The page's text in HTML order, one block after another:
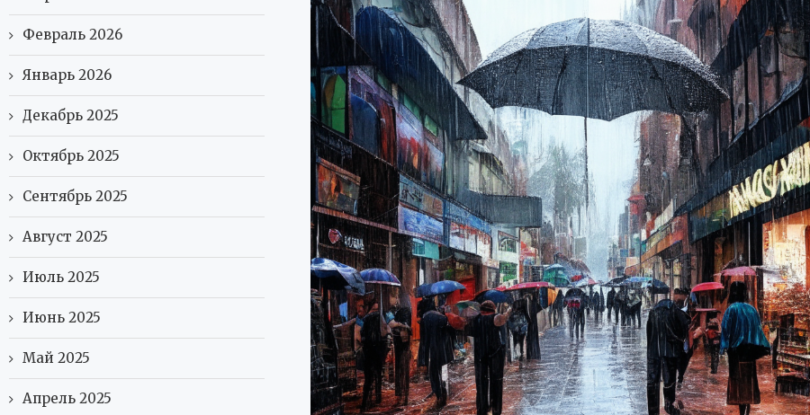
Февраль 2026
Январь 2026
Декабрь 2025
Октябрь 2025
Сентябрь 2025
Август 2025
Июль 2025
Июнь 2025
Май 2025
Апрель 2025